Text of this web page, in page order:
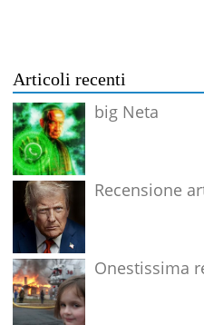
Articoli recenti
big Neta
Recensione
Onestissima